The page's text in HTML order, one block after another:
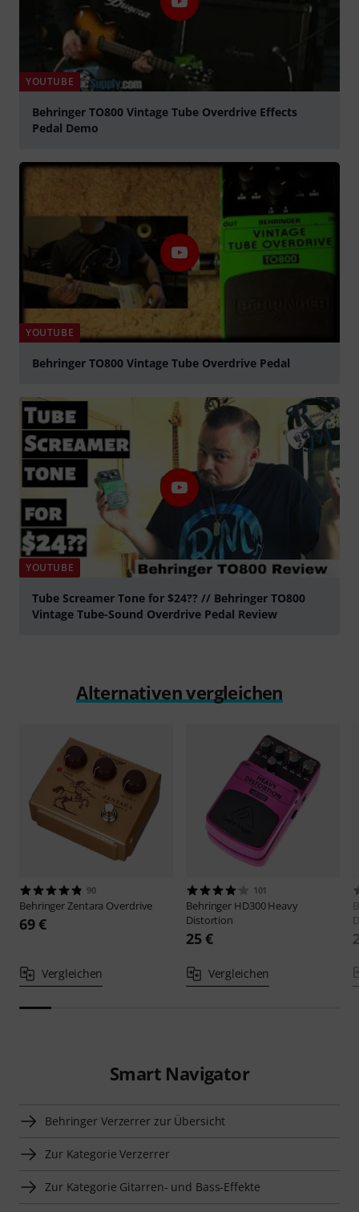
YOUTUBE
Behringer TO800 Vintage Tube Overdrive Effects
Pedal Demo
YOUTUBE
Behringer TO800 Vintage Tube Overdrive Pedal
YOUTUBE
Tube Screamer Tone for $24?? // Behringer TO800
Vintage Tube-Sound Overdrive Pedal Review
Alternativen vergleichen
90
BehringerZentara Overdrive
69 €
Vergleichen
101
Behringer HD300 Heavy
Distortion
25 €
Vergleichen
Smart Navigator
Behringer Verzerrer zur Übersicht
Zur Kategorie Verzerrer
Zur Kategorie Gitarren- und Bass-Effekte